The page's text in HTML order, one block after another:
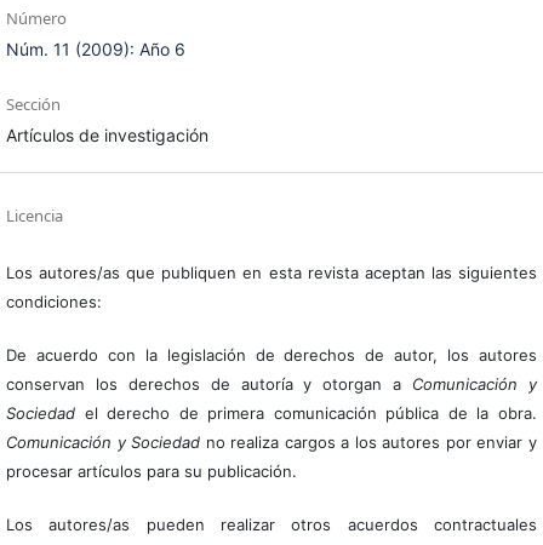
Número
Núm. 11 (2009): Año 6
Sección
Artículos de investigación
Licencia
Los autores/as que publiquen en esta revista aceptan las siguientes
condiciones:
De acuerdo con la legislación de derechos de autor, los autores
conservan los derechos de autoría y otorgan a Comunicación y
Sociedadel derecho de primera comunicación pública de la obra.
Comunicación y Sociedad no realiza cargos a los autores por enviar y
procesar artículos para su publicación.
Los autores/as pueden realizar otros acuerdos contractuales